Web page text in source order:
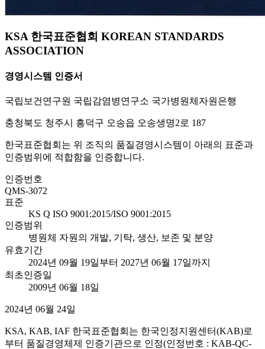
KSA 한국표준협회 KOREAN STANDARDS
ASSOCIATION
경영시스템 인증서
국립보건연구원 국립감염병연구소 국가병원체자원은행
충청북도 청주시 흥덕구 오송읍 오송생명2로 187
한국표준협회는 위 조직의 품질경영시스템이 아래의 표준과
인증범위에 적합함을 인증합니다.
인증번호
QMS-3072
표준
KS Q ISO 9001:2015/ISO 9001:2015
인증범위
병원체 자원의 개발, 기탁, 생산, 보존 및 분양
유효기간
2024년 09월 19일부터 2027년 06월 17일까지
최초인증일
2009년 06월 18일
2024년 06월 24일
KSA, KAB, IAF 한국표준협회는 한국인정지원센터(KAB)로
부터 품질경영체제 인증기관으로 인정(인정번호 : KAB-QC-